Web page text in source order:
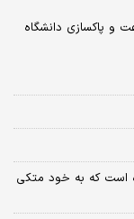
و پاکسازی دانشگاه
است که به خود متکی